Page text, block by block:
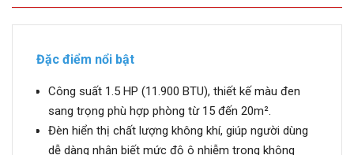
Đặc điểm nổi bật
Công suất 1.5 HP (11.900 BTU), thiết kế màu đen
sang trọng phù hợp phòng từ 15 đến 20m².
Đèn hiển thị chất lượng không khí, giúp người dùng
dễ dàng nhận biết mức độ ô nhiễm trong không